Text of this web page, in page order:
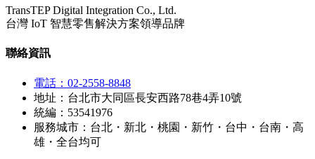
TransTEP Digital Integration Co., Ltd.
台灣 IoT 智慧零售解決方案領導品牌
聯絡資訊
電話：02-2558-8848
地址：台北市大同區長安西路78巷4弄10號
統編：53541976
服務城市：台北・新北・桃園・新竹・台中・台南・高
雄・全台均可